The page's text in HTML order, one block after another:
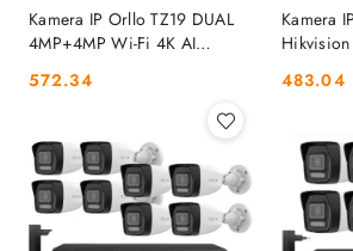
Kamera IP Orllo TZ19 DUAL
4MP+4MP Wi-Fi 4K AI
Cena:
572.34
Kamera
Cena:
483.04